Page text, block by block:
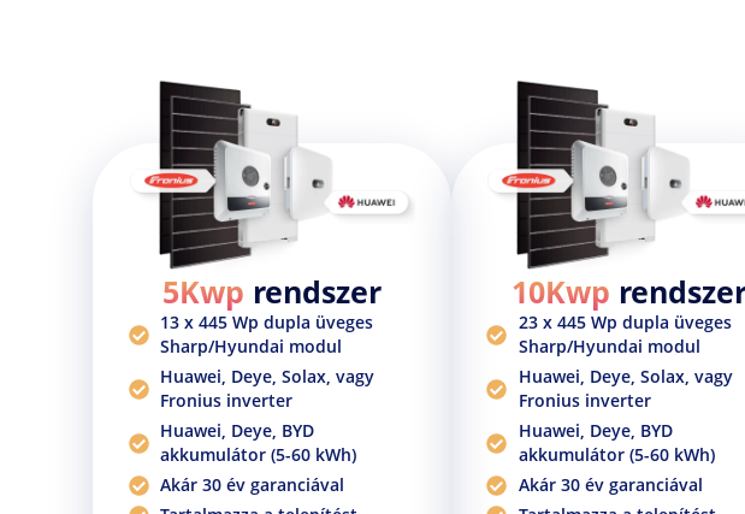
5Kwp rendszer
13 x 445 Wp dupla üveges
Sharp/Hyundai modul
Huawei, Deye, Solax, vagy
Fronius inverter
Huawei, Deye, BYD
akkumulátor (5-60 kWh)
Akár 30 év garanciával
10Kwp
23 x 445 Wp dupla üveges
Sharp/Hyundai modul
Huawei, Deye, Solax, vagy
Fronius inverter
Huawei, Deye, BYD
akkumulátor (5-60 kWh)
Akár 30 év garanciával